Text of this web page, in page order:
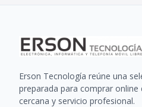
Erson Tecnología reúne una
preparada para comprar
cercana y servicio profesional.